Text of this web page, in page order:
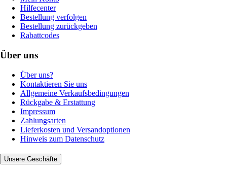
Hilfecenter
Bestellung verfolgen
Bestellung zurückgeben
Rabattcodes
Über uns
Über uns?
Kontaktieren Sie uns
Allgemeine Verkaufsbedingungen
Rückgabe & Erstattung
Impressum
Zahlungsarten
Lieferkosten und Versandoptionen
Hinweis zum Datenschutz
Unsere Geschäfte